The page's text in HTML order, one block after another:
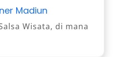
Madiun
Wisata, di mana